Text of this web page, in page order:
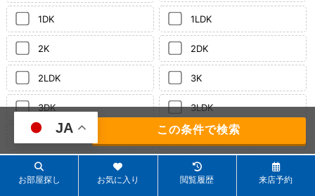
1DK 1LDK
2K 2DK
2LDK 3K
3DK 3LDK
4DK
4LDK それ以上
141 件
お部屋探し お気に入り 閲覧履歴 来店予約
JA